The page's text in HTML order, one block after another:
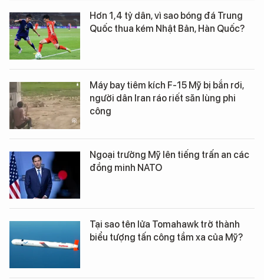
Hơn 1,4 tỷ dân, vì sao bóng đá Trung
Quốc thua kém Nhật Bản, Hàn Quốc?
Máy bay tiêm kích F-15 Mỹ bị bắn rơi,
người dân Iran ráo riết săn lùng phi
công
Ngoại trưởng Mỹ lên tiếng trấn an các
đồng minh NATO
Tại sao tên lửa Tomahawk trở thành
biểu tượng tấn công tầm xa của Mỹ?